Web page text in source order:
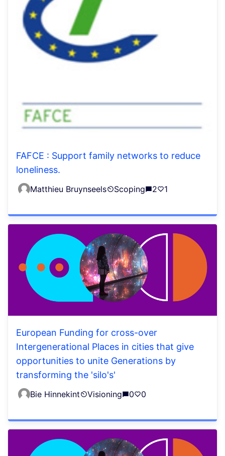
FAFCE : Support family networks to reduce
loneliness.
Matthieu Bruynseels Scoping 2 1
European Funding for cross-over
Intergenerational Places in cities that give
opportunities to unite Generations by
transforming the 'silo's'
Bie Hinnekint Visioning 0 0